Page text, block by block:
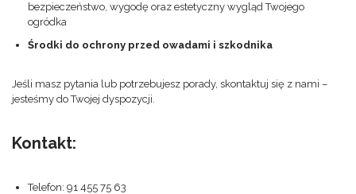
bezpieczeństwo, wygodę oraz estetyczny wygląd Twojego
ogródka
Środki do ochrony przed owadami i szkodnika
Jeśli masz pytania lub potrzebujesz porady, skontaktuj się z nami –
jesteśmy do Twojej dyspozycji.
Kontakt:
Telefon: 91 455 75 63